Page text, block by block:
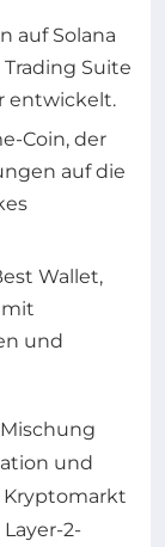
auf Solana
Suite
entwickelt.
Coin, der
auf die
Wallet,
und
und
2-